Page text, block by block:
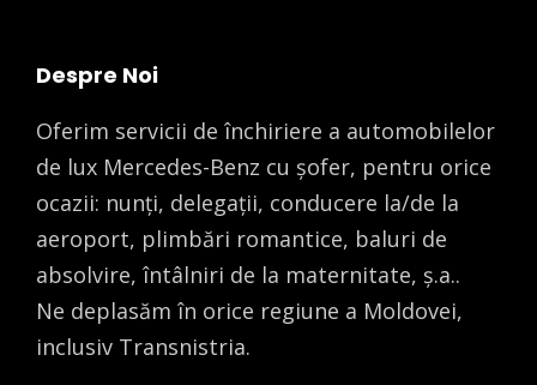
Despre Noi
Oferim servicii de închiriere a automobilelor
de lux Mercedes-Benz cu șofer, pentru orice
ocazii: nunți, delegații, conducere la/de la
aeroport, plimbări romantice, baluri de
absolvire, întâlniri de la maternitate, ș.a..
Ne deplasăm în orice regiune a Moldovei,
inclusiv Transnistria.